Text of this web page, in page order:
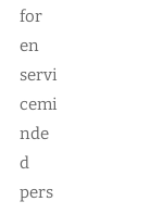
for
en
servi
cemi
nde
d
pers